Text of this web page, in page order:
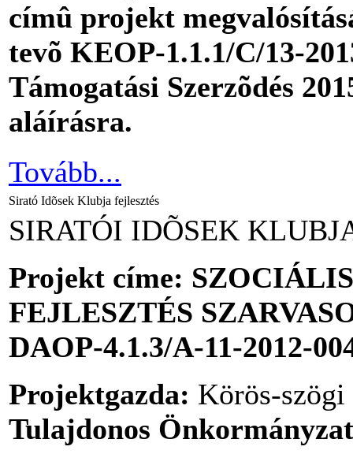
címû projekt
tevõ KEOP-1.1.1/C/13-
Támogatási Szerzõdés
aláírásra.
Tovább...
Sirató Idõsek Klubja fejlesztés
SIRATÓI IDÕSEK
Projekt címe:
FEJLESZTÉS
DAOP-4.1.3/A-11-2012-
Projektgazda: Körös-szögi
Tulajdonos